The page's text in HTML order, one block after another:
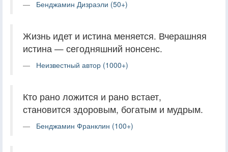
Бенджамин Дизраэли (50+)
Жизнь идет и истина меняется. Вчерашняя
истина — сегодняшний нонсенс.
Неизвестный автор (1000+)
Кто рано ложится и рано встает,
становится здоровым, богатым и мудрым.
Бенджамин Франклин (100+)